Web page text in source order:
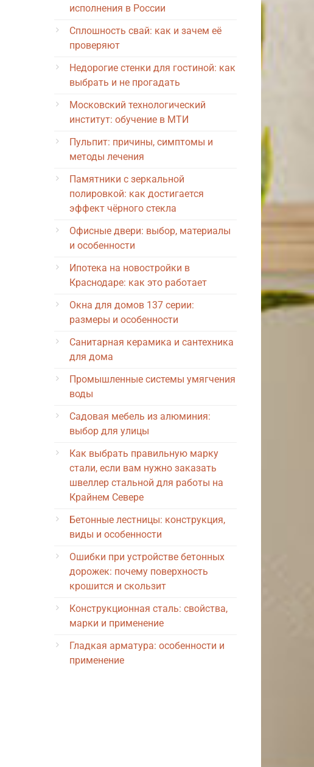
исполнения в России
Сплошность свай: как и зачем её
проверяют
Недорогие стенки для гостиной: как
выбрать и не прогадать
Московский технологический
институт: обучение в МТИ
Пульпит: причины, симптомы и
методы лечения
Памятники с зеркальной
полировкой: как достигается
эффект чёрного стекла
Офисные двери: выбор, материалы
и особенности
Ипотека на новостройки в
Краснодаре: как это работает
Окна для домов 137 серии:
размеры и особенности
Санитарная керамика и сантехника
для дома
Промышленные системы умягчения
воды
Садовая мебель из алюминия:
выбор для улицы
Как выбрать правильную марку
стали, если вам нужно заказать
швеллер стальной для работы на
Крайнем Севере
Бетонные лестницы: конструкция,
виды и особенности
Ошибки при устройстве бетонных
дорожек: почему поверхность
крошится и скользит
Конструкционная сталь: свойства,
марки и применение
Гладкая арматура: особенности и
применение